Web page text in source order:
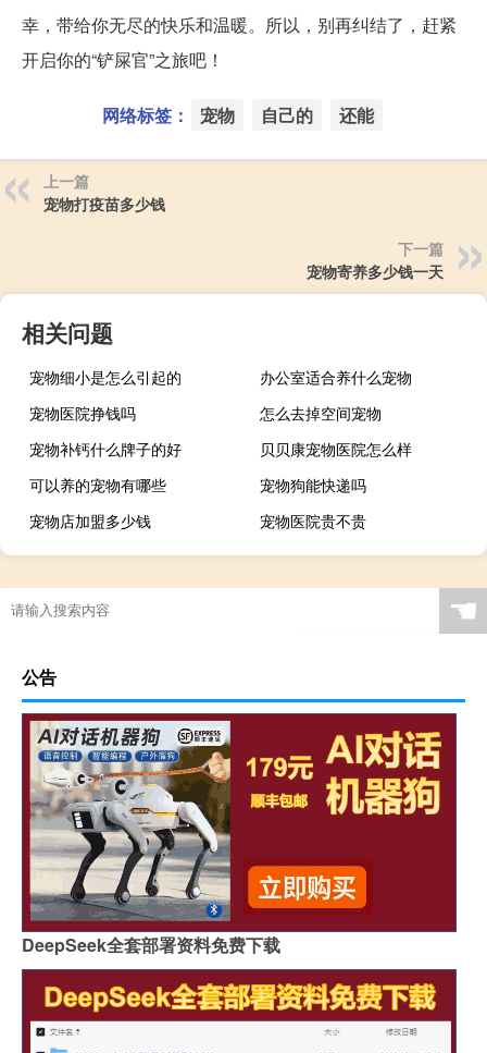
幸，带给你无尽的快乐和温暖。所以，别再纠结了，赶紧
开启你的“铲屎官”之旅吧！
网络标签： 宠物 自己的 还能
上一篇
宠物打疫苗多少钱
下一篇
宠物寄养多少钱一天
相关问题
宠物细小是怎么引起的
办公室适合养什么宠物
宠物医院挣钱吗
怎么去掉空间宠物
宠物补钙什么牌子的好
贝贝康宠物医院怎么样
可以养的宠物有哪些
宠物狗能快递吗
宠物店加盟多少钱
宠物医院贵不贵
☚
公告
DeepSeek全套部署资料免费下载